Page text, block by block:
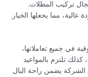
تركيب المظلات.
مما يجعلها الخيار
في جميع تعاملاتها،
تلتزم بالمواعيد
الشركة يضمن راحة البال